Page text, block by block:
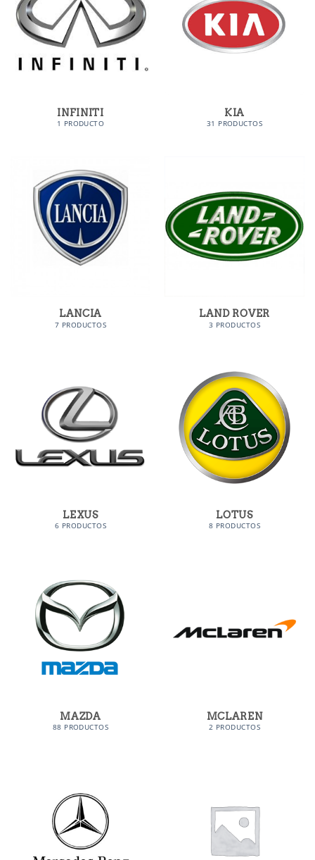
INFINITI
1 PRODUCTO
KIA
31 PRODUCTOS
LANCIA
7 PRODUCTOS
LAND ROVER
3 PRODUCTOS
LEXUS
6 PRODUCTOS
LOTUS
8 PRODUCTOS
MAZDA
88 PRODUCTOS
MCLAREN
2 PRODUCTOS